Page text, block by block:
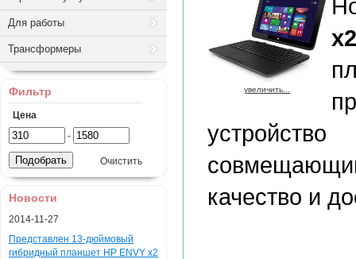
Для работы
Трансформеры
Фильтр
Цена
-
Очистить
Новости
2014-11-27
Представлен 13-дюймовый
гибридный планшет HP ENVY x2
увеличить...
x2
качество и